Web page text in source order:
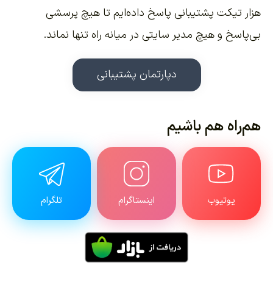
هزار تیکت پشتیبانی پاسخ داده‌ایم تا هیچ پرسشی
بی‌پاسخ و هیچ مدیر سایتی در میانه راه تنها نماند.
دپارتمان پشتیبانی
هم‌راه هم باشیم
یوتیوب اینستاگرام تلگرام